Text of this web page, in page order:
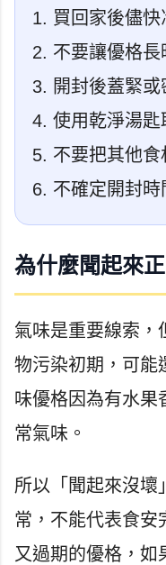
買回家後儘快
不要讓優格長
開封後蓋緊或
使用乾淨湯匙
不要把其他
不確定開封
為什麼聞起來
氣味是重要線索，
物污染初期，可能
味優格因為有水果
常氣味。
所以「聞起來沒壞
常，不能代表食安
又過期的優格，如